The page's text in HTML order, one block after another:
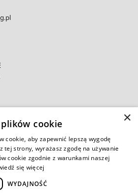
×
cookie
cookie, aby zapewnić lepszą wygodę
tej strony, wyrażasz zgodę na używanie
cookie zgodnie z warunkami naszej
się więcej
WYDAJNOŚĆ